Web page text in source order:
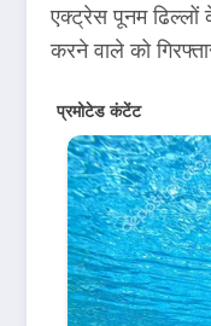
एक्ट्रेस पूनम
करने वाले को